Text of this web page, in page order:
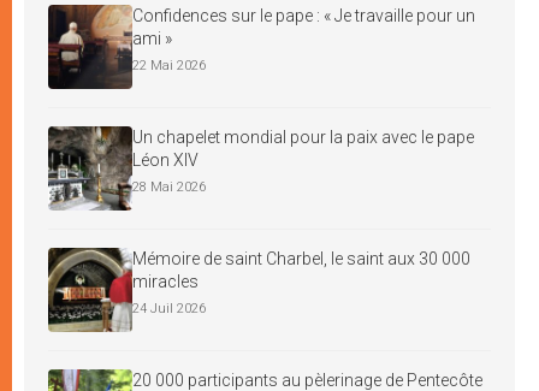
Confidences sur le pape : « Je travaille pour un
ami »
22 Mai 2026
Un chapelet mondial pour la paix avec le pape
Léon XIV
28 Mai 2026
Mémoire de saint Charbel, le saint aux 30 000
miracles
24 Juil 2026
20 000 participants au pèlerinage de Pentecôte